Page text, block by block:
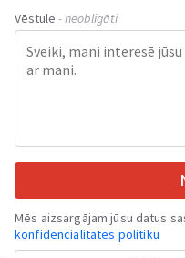
Vēstule - neobligāti
Mēs aizsargājam jūsu datus
konfidencialitātes politiku